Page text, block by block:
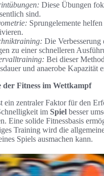
Diese Übungen
sind.
Sprungelemente
Die
zu einer schnelleren
Bei dieser
und anaerobe Kapazität
der Fitness im Wettkampf
ein zentraler Faktor für den
im Spiel besser
Eine solide Fitnessbasis
Training wird die
Spiels ausmachen kann.